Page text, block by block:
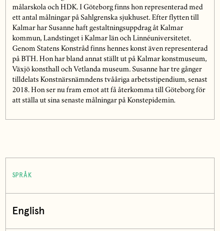
målarskola och HDK. I Göteborg finns hon representerad med
ett antal målningar på Sahlgrenska sjukhuset. Efter flytten till
Kalmar har Susanne haft gestaltningsuppdrag åt Kalmar
kommun, Landstinget i Kalmar län och Linnéuniversitetet.
Genom Statens Konstråd finns hennes konst även representerad
på BTH. Hon har bland annat ställt ut på Kalmar konstmuseum,
Växjö konsthall och Vetlanda museum. Susanne har tre gånger
tilldelats Konstnärsnämndens tvååriga arbetsstipendium, senast
2018. Hon ser nu fram emot att få återkomma till Göteborg för
att ställa ut sina senaste målningar på Konstepidemin.
SPRÅK
English